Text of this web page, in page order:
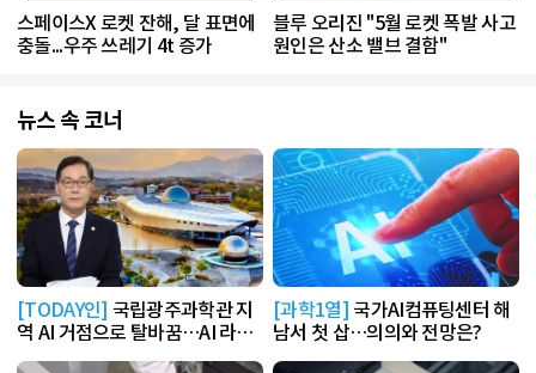
스페이스X 로켓 잔해, 달 표면에
충돌...우주 쓰레기 4t 증가
블루 오리진 "5월 로켓 폭발 사고
원인은 산소 밸브 결함"
뉴스 속 코너
[TODAY인] 국립광주과학관 지
역 AI 거점으로 탈바꿈…AI 라운
[과학1열] 국가AI컴퓨팅센터 해
남서 첫 삽…의의와 전망은?